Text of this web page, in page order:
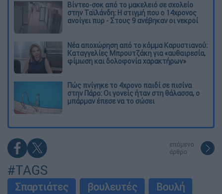
Βίντεο-σοκ από το μακελειό σε σχολείο
στην Ταϊλάνδη: Η στιγμή που ο 14χρονος
ανοίγει πυρ - Στους 9 ανέβηκαν οι νεκροί
Νέα αποχώρηση από το κόμμα Καρυστιανού:
Καταγγελίες Μπρουτζάκη για «αυθαιρεσία,
φίμωση και δολοφονία χαρακτήρων»
Πώς πνίγηκε το 4χρονο παιδί σε πισίνα
στην Πάρο: Οι γονείς ήταν στη θάλασσα, ο
μπάρμαν έπεσε να το σώσει
επόμενο
άρθρο
#TAGS
Σπαρτιάτες βουλευτές
Βουλή